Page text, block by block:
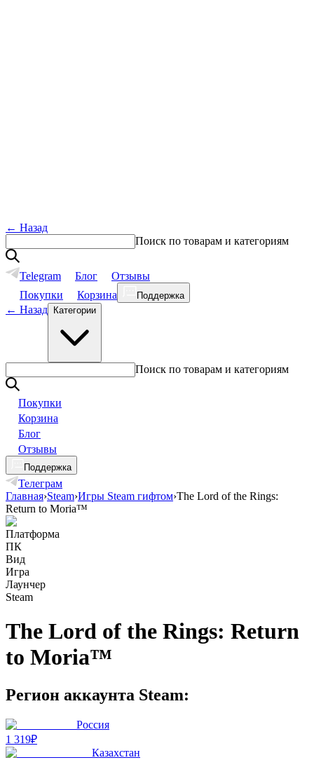
← Назад
Поиск по товарам и категориям
Telegram Блог
Отзывы
Покупки
Корзина Поддержка
← Назад Категории
Поиск по товарам и категориям
Покупки
Корзина
Блог
Отзывы
Поддержка
Телеграм
Главная›Steam›Игры Steam гифтом›The Lord of the Rings:
Return to Moria™
Платформа
ПК
Вид
Игра
Лаунчер
Steam
The Lord of the Rings: Return
to Moria™
Регион аккаунта Steam:
Россия
1 319₽
Казахстан